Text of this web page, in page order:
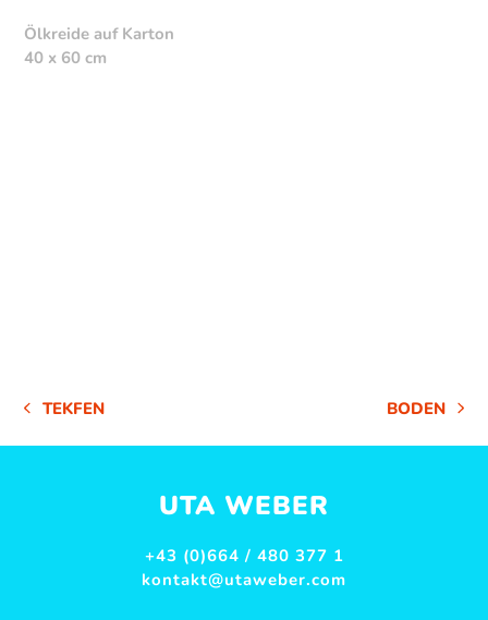
Ölkreide auf Karton
40 x 60 cm
VORHERIGER
BEITRAG:
TEKFEN
NÄCHSTER
BEITRAG:
BODEN
UTA WEBER
+43 (0)664 / 480 377 1
kontakt@utaweber.com